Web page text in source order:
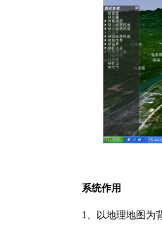
系统作用
1、以地理地图为背